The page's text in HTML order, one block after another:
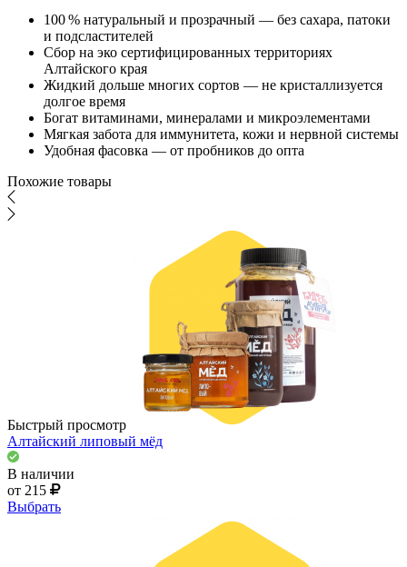
100 % натуральный и прозрачный — без сахара, патоки
и подсластителей
Сбор на эко сертифицированных территориях
Алтайского края
Жидкий дольше многих сортов — не кристаллизуется
долгое время
Богат витаминами, минералами и микроэлементами
Мягкая забота для иммунитета, кожи и нервной системы
Удобная фасовка — от пробников до опта
Похожие товары
Быстрый просмотр
Алтайский липовый мёд
В наличии
от 215
Выбрать